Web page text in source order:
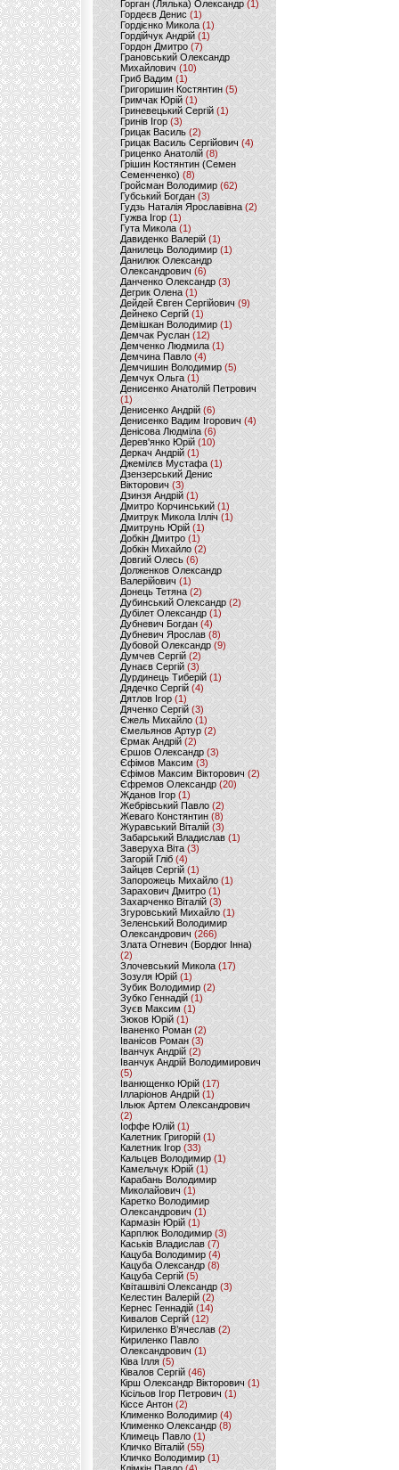
Горган (Лялька) Олександр(1)
Гордеєв Денис (1)
Гордієнко Микола (1)
Гордійчук Андрій (1)
Гордон Дмитро (7)
Грановський Олександр
Михайлович (10)
Гриб Вадим (1)
Григоришин Костянтин (5)
Гримчак Юрій(1)
Гриневецький Сергій(1)
Гринів Ігор (3)
Грицак Василь (2)
Грицак Василь Сергійович (4)
Гриценко Анатолій (8)
Грішин Костянтин (Семен
Семенченко)(8)
Гройсман Володимир(62)
Губський Богдан (3)
Гудзь Наталія Ярославівна(2)
Гужва Ігор (1)
Гута Микола (1)
Давиденко Валерій (1)
Данилець Володимир(1)
Данилюк Олександр
Олександрович (6)
Данченко Олександр (3)
Дегрик Олена(1)
Дейдей Євген Сергійович(9)
Дейнеко Сергій (1)
Демішкан Володимир(1)
Демчак Руслан (12)
Демченко Людмила (1)
Демчина Павло (4)
Демчишин Володимир (5)
Демчук Ольга(1)
Денисенко Анатолій Петрович
(1)
Денисенко Андрій (6)
Денисенко Вадим Ігорович (4)
Денісова Людміла(6)
Дерев'янко Юрій(10)
Деркач Андрій(1)
Джемілєв Мустафа (1)
Дзензерський Денис
Вікторович (3)
Дзинзя Андрій (1)
Дмитро Корчинський (1)
Дмитрук Микола Ілліч (1)
Дмитрунь Юрій (1)
Добкін Дмитро(1)
Добкін Михайло (2)
Довгий Олесь (6)
Долженков Олександр
Валерійович (1)
Донець Тетяна (2)
Дубинський Олександр(2)
Дубілет Олександр (1)
Дубневич Богдан (4)
Дубневич Ярослав (8)
Дубовой Олександр(9)
Думчев Сергій (2)
Дунаєв Сергій(3)
Дурдинець Тиберій (1)
Дядечко Сергій (4)
Дятлов Ігор (1)
Дяченко Сергій (3)
Єжель Михайло (1)
Ємельянов Артур (2)
Єрмак Андрій (2)
Єршов Олександр (3)
Єфімов Максим (3)
Єфімов Максим Вікторович (2)
Єфремов Олександр (20)
Жданов Ігор (1)
Жебрівський Павло (2)
Жеваго Констянтин (8)
Журавський Віталій (3)
Забарський Владислав (1)
Заверуха Віта (3)
Загорій Гліб (4)
Зайцев Сергій(1)
Запорожець Михайло (1)
Зарахович Дмитро (1)
Захарченко Віталій (3)
Згуровський Михайло (1)
Зеленський Володимир
Олександрович (266)
Злата Огневич (Бордюг Інна)
(2)
Злочевський Микола(17)
Зозуля Юрій (1)
Зубик Володимир (2)
Зубко Геннадій (1)
Зуєв Максим(1)
Зюков Юрій (1)
Іваненко Роман (2)
Іванісов Роман (3)
Іванчук Андрій(2)
Іванчук Андрій Володимирович
(5)
Іванющенко Юрій (17)
Ілларіонов Андрій (1)
Ільюк Артем Олександрович
(2)
Іоффе Юлій (1)
Калетник Григорій(1)
Калетник Ігор (33)
Кальцев Володимир(1)
Камельчук Юрій (1)
Карабань Володимир
Миколайович (1)
Каретко Володимир
Олександрович (1)
Кармазін Юрій(1)
Карплюк Володимир(3)
Каськів Владислав (7)
Кацуба Володимир (4)
Кацуба Олександр (8)
Кацуба Сергій (5)
Квіташвілі Олександр(3)
Келестин Валерій(2)
Кернес Геннадій (14)
Кивалов Сергій (12)
Кириленко В’ячеслав (2)
Кириленко Павло
Олександрович (1)
Ківа Ілля (5)
Ківалов Сергій(46)
Кірш Олександр Вікторович (1)
Кісільов Ігор Петрович (1)
Кіссе Антон (2)
Клименко Володимир(4)
Клименко Олександр (8)
Климець Павло (1)
Кличко Віталій(55)
Кличко Володимир (1)